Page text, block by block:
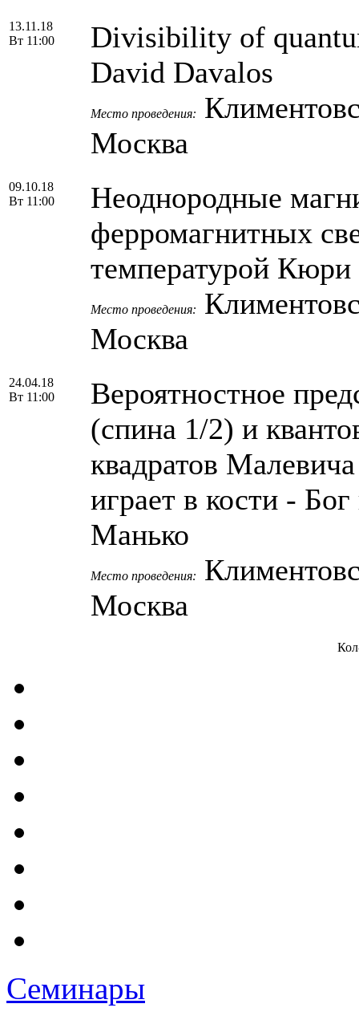
13.11.18
Вт 11:00
Divisibility of
David Davalos
Место проведения:
Москва
09.10.18
Вт 11:00
Неоднородные
ферромагнитных
температурой
Место проведения:
Москва
24.04.18
Вт 11:00
Вероятностное
(спина 1/2) и
квадратов
играет в кости -
Манько
Место проведения:
Москва
Семинары